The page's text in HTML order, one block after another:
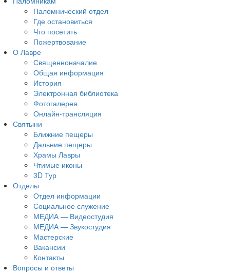
Паломнический отдел
Где остановиться
Что посетить
Пожертвование
О Лавре
Священноначалие
Общая информация
История
Электронная библиотека
Фотогалерея
Онлайн-трансляция
Святыни
Ближние пещеры
Дальние пещеры
Храмы Лавры
Чтимые иконы
3D Тур
Отделы
Отдел информации
Социальное служение
МЕДИА — Видеостудия
МЕДИА — Звукостудия
Мастерские
Вакансии
Контакты
Вопросы и ответы